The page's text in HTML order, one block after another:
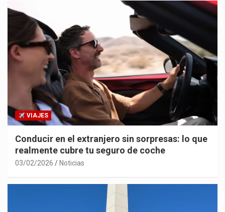
VIAJES
Conducir en el extranjero sin sorpresas: lo que
realmente cubre tu seguro de coche
03/02/2026 Noticias